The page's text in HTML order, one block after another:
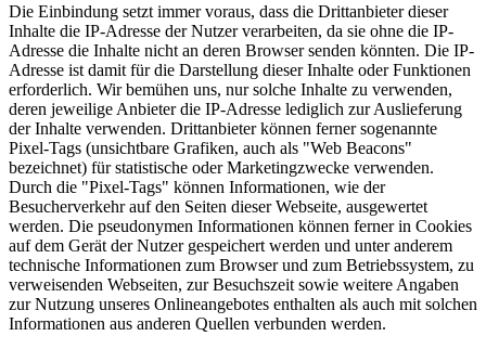
Die Einbindung setzt immer voraus, dass die Drittanbieter dieser
Inhalte die IP-Adresse der Nutzer verarbeiten, da sie ohne die IP-
Adresse die Inhalte nicht an deren Browser senden könnten. Die IP-
Adresse ist damit für die Darstellung dieser Inhalte oder Funktionen
erforderlich. Wir bemühen uns, nur solche Inhalte zu verwenden,
deren jeweilige Anbieter die IP-Adresse lediglich zur Auslieferung
der Inhalte verwenden. Drittanbieter können ferner sogenannte
Pixel-Tags (unsichtbare Grafiken, auch als "Web Beacons"
bezeichnet) für statistische oder Marketingzwecke verwenden.
Durch die "Pixel-Tags" können Informationen, wie der
Besucherverkehr auf den Seiten dieser Webseite, ausgewertet
werden. Die pseudonymen Informationen können ferner in Cookies
auf dem Gerät der Nutzer gespeichert werden und unter anderem
technische Informationen zum Browser und zum Betriebssystem, zu
verweisenden Webseiten, zur Besuchszeit sowie weitere Angaben
zur Nutzung unseres Onlineangebotes enthalten als auch mit solchen
Informationen aus anderen Quellen verbunden werden.